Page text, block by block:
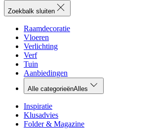
Zoekbalk sluiten
Raamdecoratie
Vloeren
Verlichting
Verf
Tuin
Aanbiedingen
Alle categorieënAlles
Inspiratie
Klusadvies
Folder & Magazine